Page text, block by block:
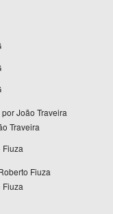
João Traveira
Traveira
Fiuza
Fiuza
Fiuza